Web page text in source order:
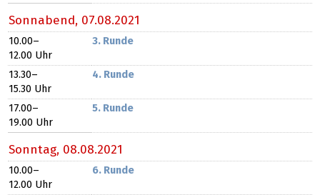
Sonnabend, 07.08.2021
10.00​–
12.00 Uhr
3. Runde
13.30​–
15.30 Uhr
4. Runde
17.00​–
19.00 Uhr
5. Runde
Sonntag, 08.08.2021
10.00​–
12.00 Uhr
6. Runde